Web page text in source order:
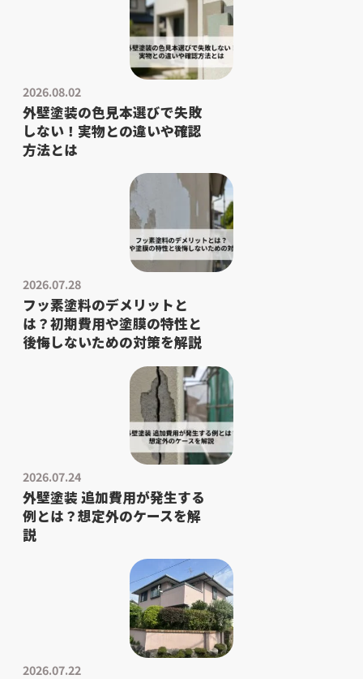
2026.08.02
外壁塗装の色見本選びで失敗
しない！実物との違いや確認
方法とは
2026.07.28
フッ素塗料のデメリットと
は？初期費用や塗膜の特性と
後悔しないための対策を解説
2026.07.24
外壁塗装 追加費用が発生する
例とは？想定外のケースを解
説
2026.07.22